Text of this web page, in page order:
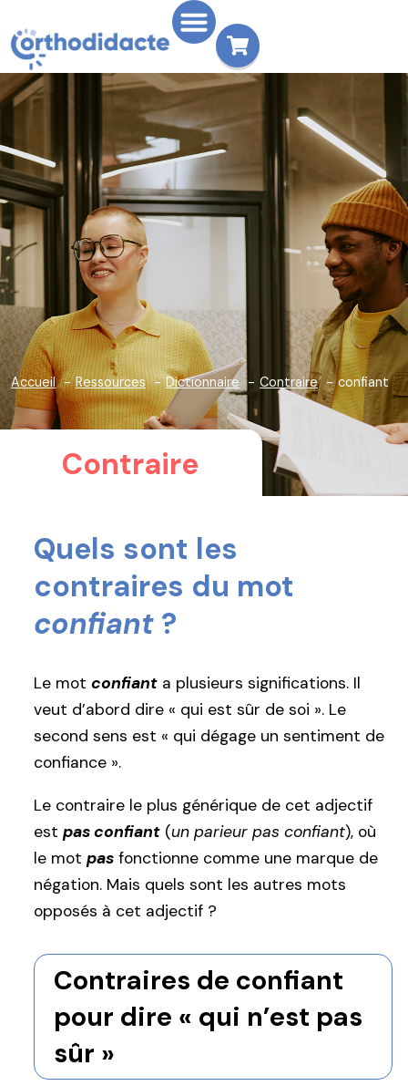
Accueil Ressources Dictionnaire Contraire confiant
Contraire
Quels sont les
contraires du mot
confiant ?
Le mot confiant a plusieurs significations. Il
veut d’abord dire « qui est sûr de soi ». Le
second sens est « qui dégage un sentiment de
confiance ».
Le contraire le plus générique de cet adjectif
est pas confiant (un parieur pas confiant), où
le mot pas fonctionne comme une marque de
négation. Mais quels sont les autres mots
opposés à cet adjectif ?
Contraires de confiant
pour dire « qui n’est pas
sûr »